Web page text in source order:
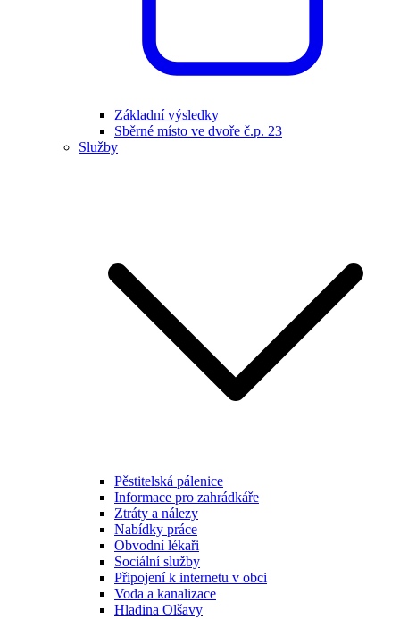
Základní výsledky
Sběrné místo ve dvoře č.p. 23
Služby
Pěstitelská pálenice
Informace pro zahrádkáře
Ztráty a nálezy
Nabídky práce
Obvodní lékaři
Sociální služby
Připojení k internetu v obci
Voda a kanalizace
Hladina Olšavy